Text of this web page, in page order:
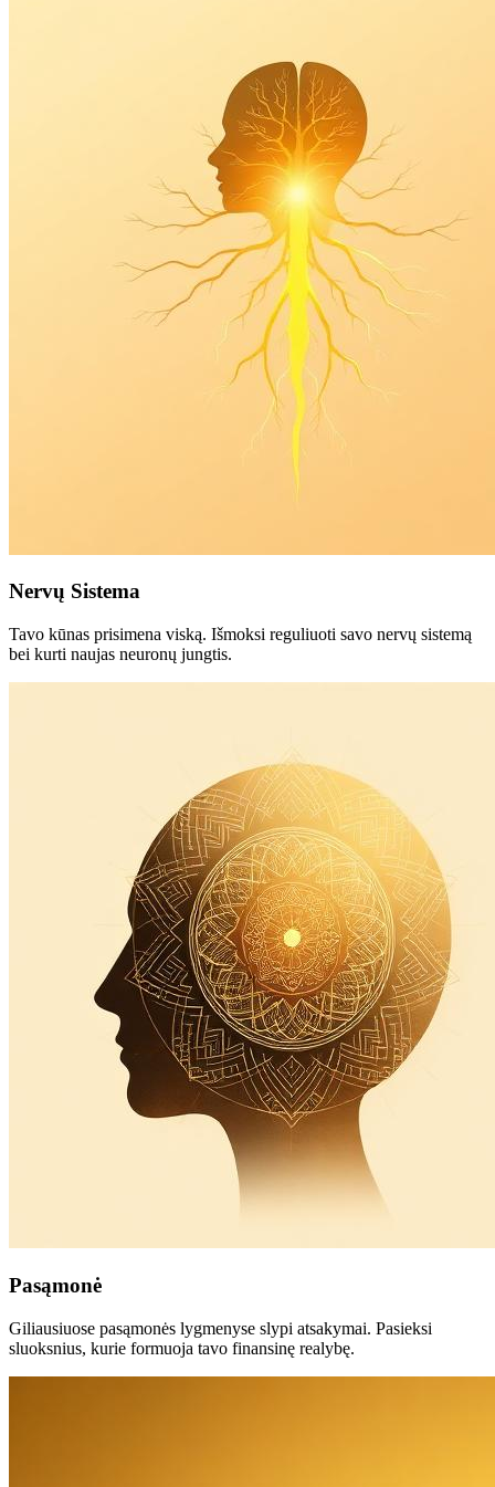
Nervų Sistema
Tavo kūnas prisimena viską. Išmoksi reguliuoti savo nervų sistemą
bei kurti naujas neuronų jungtis.
Pasąmonė
Giliausiuose pasąmonės lygmenyse slypi atsakymai. Pasieksi
sluoksnius, kurie formuoja tavo finansinę realybę.